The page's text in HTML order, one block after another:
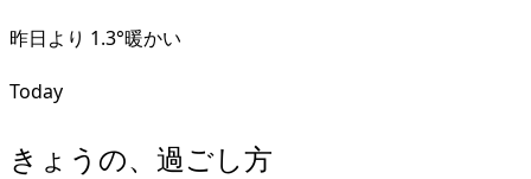
昨日より 1.3°暖かい
Today
きょうの、過ごし方